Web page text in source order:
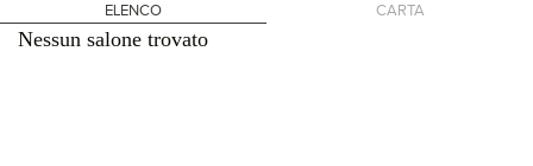
ELENCO CARTA
Nessun salone trovato